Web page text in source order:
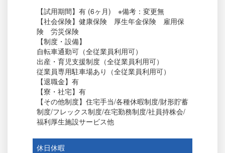
【試用期間】有 (6ヶ月) ※備考：変更無
【社会保険】健康保険 厚生年金保険 雇用保
険 労災保険
【制度・設備】
自転車通勤可（全従業員利用可）
出産・育児支援制度（全従業員利用可）
従業員専用駐車場あり（全従業員利用可）
【退職金】有
【寮・社宅】有
【その他制度】住宅手当/各種休暇制度/財形貯蓄
制度/フレックス制度/在宅勤務制度/社員持株会/
福利厚生施設サービス他
休日休暇